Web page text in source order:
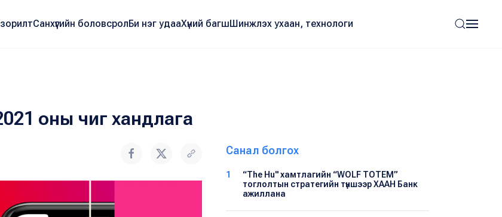
Санхүүгийн боловсролБи нэг удааХүний багшШинжлэх ухаан, технологи
оны чиг хандлага
Санал болгох
1
“The Hu" хамтлагийн “WOLF TOTEM”
тоглолтын стратегийн түншээр ХААН Банк
ажиллана